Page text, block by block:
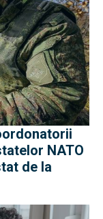
NATO
de la